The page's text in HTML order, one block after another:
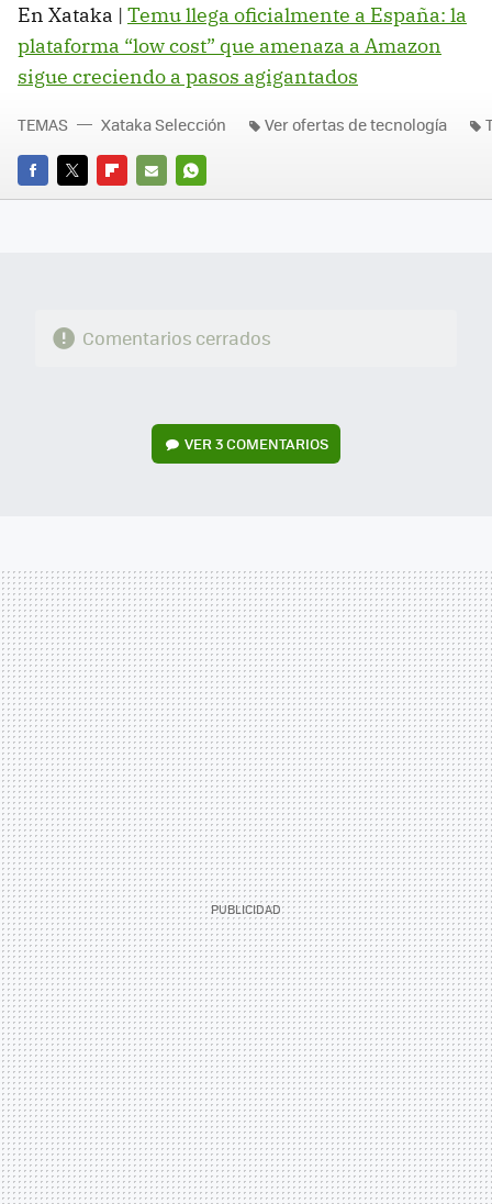
En Xataka | Temu llega oficialmente a España: la
plataforma “low cost” que amenaza a Amazon
sigue creciendo a pasos agigantados
FACEBOOK
TWITTERFLIPBOARD
E-
WHATSAPP
TEMAS Xataka Selección Ver ofertas de tecnología
Comentarios cerrados
VER3 COMENTARIOS